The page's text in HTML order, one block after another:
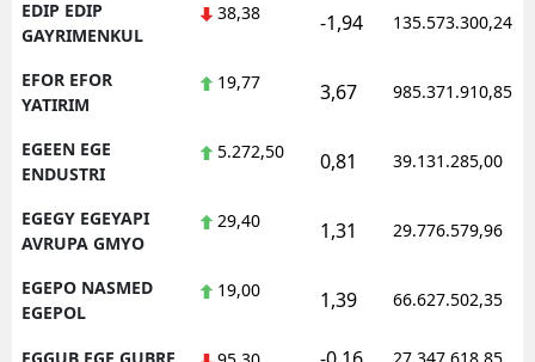
EDIP EDIP
GAYRIMENKUL
38,38 -1,94 135.573.300,24
EFOR EFOR
YATIRIM
19,77 3,67 985.371.910,85
EGEEN EGE
ENDUSTRI
5.272,50 0,81 39.131.285,00
EGEGY EGEYAPI
AVRUPA GMYO
29,40 1,31 29.776.579,96
EGEPO NASMED
EGEPOL
19,00 1,39 66.627.502,35